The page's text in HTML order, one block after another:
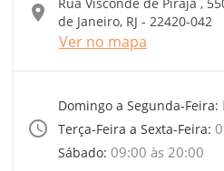
location_on
de Janeiro, RJ - 22420-042
Ver no mapa
access_time
Domingo a Segunda-Feira:
Terça-Feira a Sexta-Feira:
Sábado: 09:00 às 20:00